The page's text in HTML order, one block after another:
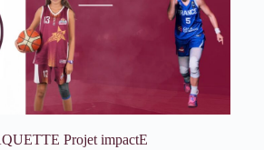
Projet impactE